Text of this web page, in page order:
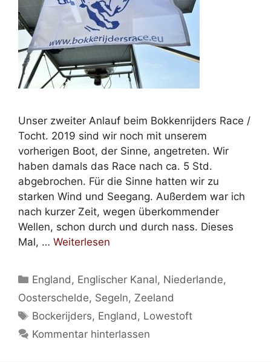
Unser zweiter Anlauf beim Bokkenrijders Race /
Tocht. 2019 sind wir noch mit unserem
vorherigen Boot, der Sinne, angetreten. Wir
haben damals das Race nach ca. 5 Std.
abgebrochen. Für die Sinne hatten wir zu
starken Wind und Seegang. Außerdem war ich
nach kurzer Zeit, wegen überkommender
Wellen, schon durch und durch nass. Dieses
Mal, … Weiterlesen
Kategorien
England, Englischer Kanal, Niederlande,
Oosterschelde, Segeln, Zeeland
Schlagwörter
Bockerijders, England, Lowestoft
Kommentar hinterlassen